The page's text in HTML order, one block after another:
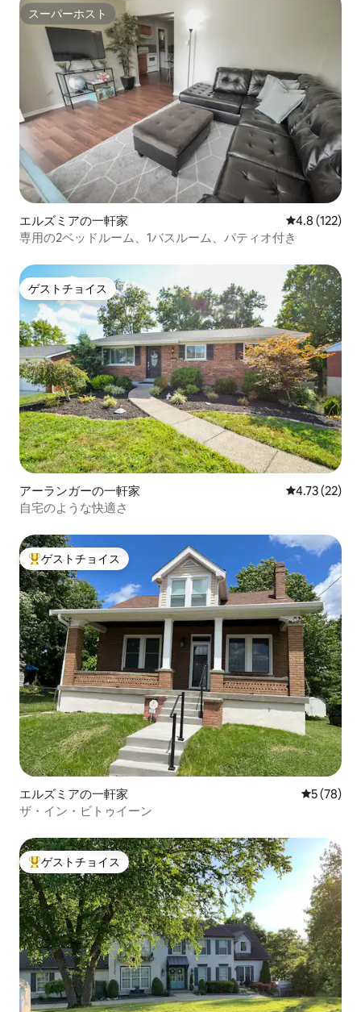
スーパーホスト
スーパーホスト
エルズミアの一軒家 レビュー122
4.8 (122)
専用の2ベッドルーム、1バスルーム、パティオ付き
ゲストチョイス
ゲストチョイス
アーランガーの一軒家 レビュー22
4.73 (22)
自宅のような快適さ
大好評のゲストチョイスです。
ゲストチョイス
エルズミアの一軒家 レビュー
5 (78)
ザ・イン・ビトゥイーン
大好評のゲストチョイスです。
ゲストチョイス